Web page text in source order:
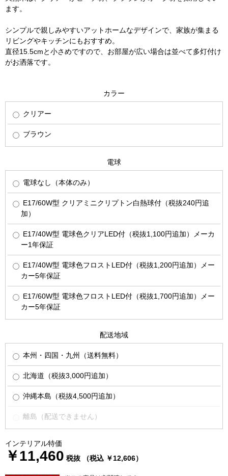
ます。
シンプルで親しみやすいアットホームなデザインで、家族が集まる
リビングやキッチンにもおすすめ。
直径15.5cmと小さめですので、お部屋が広い場合は並べて多灯付け
がお洒落です。
カラー
クリアー
ブラウン
電球
電球なし（本体のみ）
E17/60W型 クリアミニクリプトン白熱球付（税抜240円追
加）
E17/40W型 電球色クリアLED付（税抜1,100円追加）メーカ
ー1年保証
E17/40W型 電球色フロストLED付（税抜1,200円追加）メー
カー5年保証
E17/60W型 電球色フロストLED付（税抜1,700円追加）メー
カー5年保証
配送地域
本州・四国・九州（送料無料）
北海道（税抜3,000円追加）
沖縄本島（税抜4,500円追加）
離島（配送できません）
インテリアル特価
￥11,460 税抜 （税込 ￥12,606）